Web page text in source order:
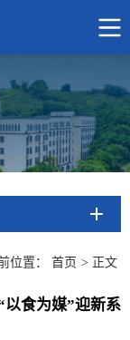
位置： 首页 > 正文
以食为媒”迎新系